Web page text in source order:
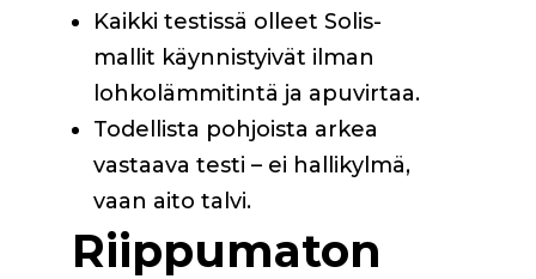
Kaikki testissä olleet Solis-
mallit käynnistyivät ilman
lohkolämmitintä ja apuvirtaa.
Todellista pohjoista arkea
vastaava testi – ei hallikylmä,
vaan aito talvi.
Riippumaton